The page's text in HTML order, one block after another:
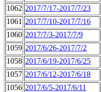
1062 2017/7/17-2017/7/23
1061 2017/7/10-2017/7/16
1060 2017/7/3-2017/7/9
1059 2017/6/26-2017/7/2
1058 2017/6/19-2017/6/25
1057 2017/6/12-2017/6/18
1056 2017/6/5-2017/6/11